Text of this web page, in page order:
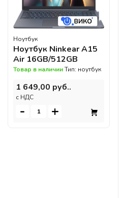
Ноутбук
Ноутбук Ninkear A15
Air 16GB/512GB
Товар в наличииТип: ноутбук
1 649,00 руб..
c НДС
- +